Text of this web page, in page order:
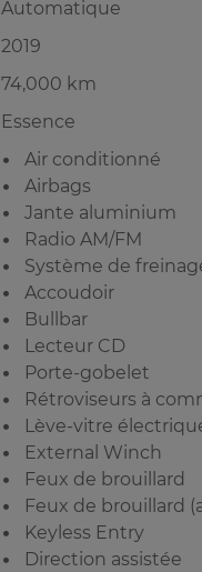
Automatique
2019
74,000 km
Essence
Air conditionné
Airbags
Jante aluminium
Radio AM/FM
Système de
Accoudoir
Bullbar
Lecteur CD
Porte-gobelet
Rétroviseurs à
Lève-vitre
External Winch
Feux de brouillard
Feux de brouillard
Keyless Entry
Direction assistée